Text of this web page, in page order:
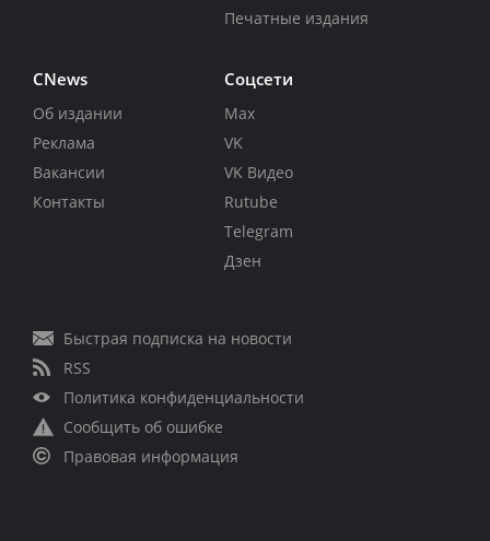
Печатные издания
CNews
Об издании
Реклама
Вакансии
Контакты
Соцсети
Max
VK
VK Видео
Rutube
Telegram
Дзен
Быстрая подписка на новости
RSS
Политика конфиденциальности
Сообщить об ошибке
Правовая информация